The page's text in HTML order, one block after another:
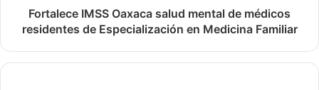
Fortalece IMSS Oaxaca salud mental de médicos
residentes de Especialización en Medicina Familiar